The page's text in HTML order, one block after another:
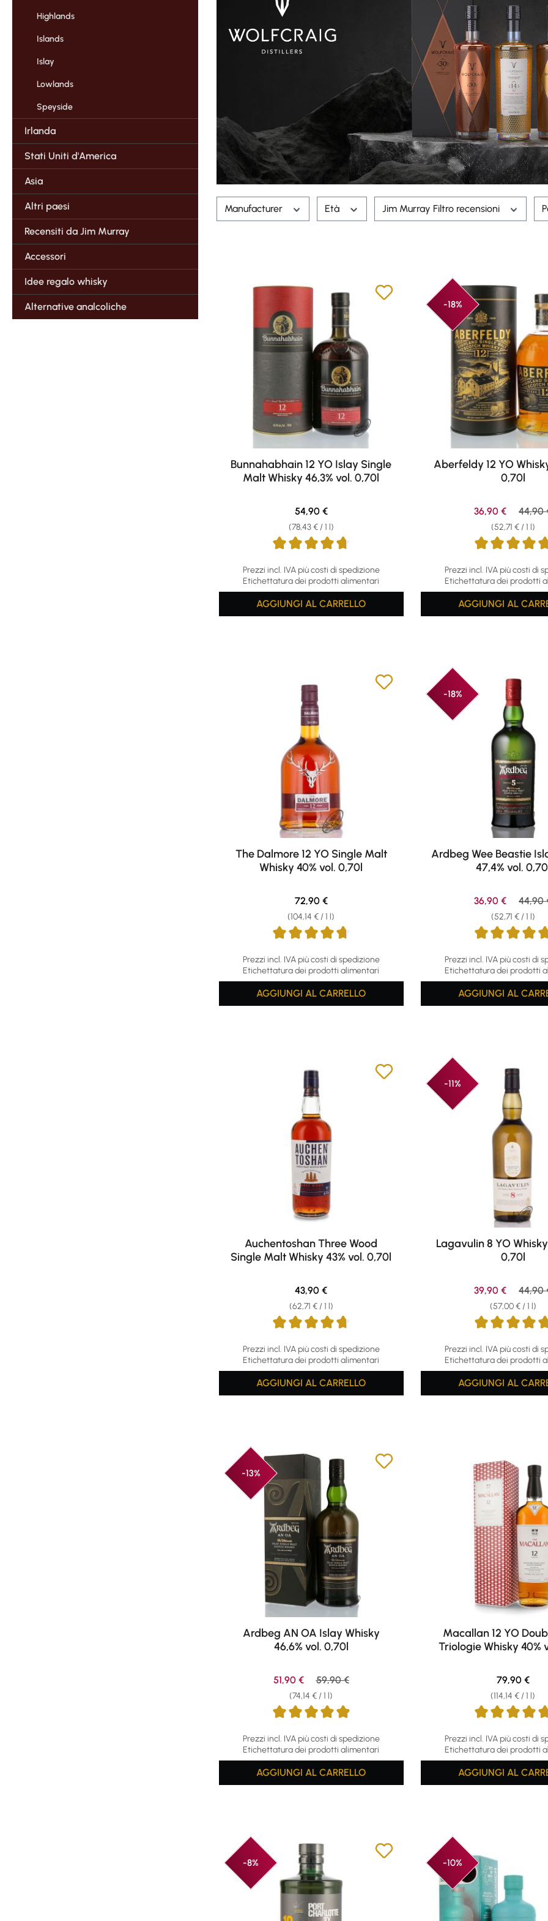
Highlands
Islands
Islay
Lowlands
Speyside
Irlanda
Stati Uniti d'America
Asia
Altri paesi
Recensiti da Jim Murray
Accessori
Idee regalo whisky
Alternative analcoliche
Manufacturer Età Jim Murray Filtro recensioni
Bunnahabhain 12 YO Islay Single
Malt Whisky 46,3% vol. 0,70l
Prezzi incl. IVA più costi di spedizione
Etichettatura dei prodotti alimentari
(78,43 € / 1 l)
Regular price:
54,90 €
AGGIUNGI AL CARRELLO
-18%
Aberfeldy 12 YO
0,70l
Prezzi incl. IVA più costi di
Etichettatura dei prodotti
(52,71 € / 1 l)
Sale price:
36,90 € 44,90
AGGIUNGI AL
The Dalmore 12 YO Single Malt
Whisky 40% vol. 0,70l
Prezzi incl. IVA più costi di spedizione
Etichettatura dei prodotti alimentari
(104,14 € / 1 l)
Regular price:
72,90 €
AGGIUNGI AL CARRELLO
-18%
Ardbeg Wee Beastie
47,4% vol.
Prezzi incl. IVA più costi di
Etichettatura dei prodotti
(52,71 € / 1 l)
Sale price:
36,90 € 44,90
AGGIUNGI AL
Auchentoshan Three Wood
Single Malt Whisky 43% vol. 0,70l
Prezzi incl. IVA più costi di spedizione
Etichettatura dei prodotti alimentari
(62,71 € / 1 l)
Regular price:
43,90 €
AGGIUNGI AL CARRELLO
-11%
Lagavulin 8 YO
0,70l
Prezzi incl. IVA più costi di
Etichettatura dei prodotti
(57,00 € / 1 l)
Sale price:
39,90 € 44,90
AGGIUNGI AL
-13%
Ardbeg AN OA Islay Whisky
46,6% vol. 0,70l
Prezzi incl. IVA più costi di spedizione
Etichettatura dei prodotti alimentari
(74,14 € / 1 l)
Sale price:
51,90 € Regular price:
59,90 €
AGGIUNGI AL CARRELLO
Macallan 12 YO
Triologie Whisky 40%
Prezzi incl. IVA più costi di
Etichettatura dei prodotti
(114,14 € / 1 l)
Regular
79,90 €
AGGIUNGI AL
-8% -10%